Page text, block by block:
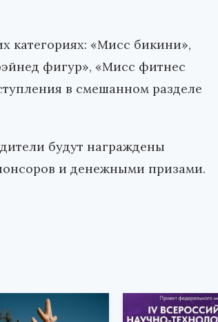
категориях: «Мисс бикини»,
фигур», «Мисс фитнес
в смешанном разделе
будут награждены
и денежными призами.